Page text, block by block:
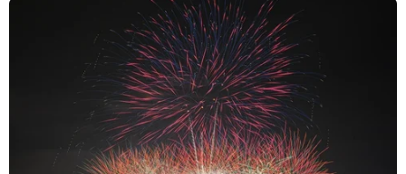
Trưng bày Hoàng Sa đã tiếp nhận.
Bên cạnh những tư liệu cổ, mạch nối chủ quyền
từ quá khứ đến hiện tại còn được thể hiện qua
các hiện vật mang tính biểu tượng cao. Đại diện
Lữ đoàn 161 thuộc Bộ Tư lệnh Vùng 3 Hải quân
đã trao tặng Nhà Trưng bày mẫu nước biển